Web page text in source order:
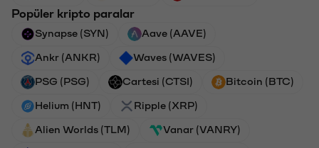
Popüler kripto paralar
Synapse (SYN) Aave (AAVE)
Ankr (ANKR) Waves (WAVES)
PSG (PSG) Cartesi (CTSI) Bitcoin (BTC)
Helium (HNT) Ripple (XRP)
Alien Worlds (TLM) Vanar (VANRY)